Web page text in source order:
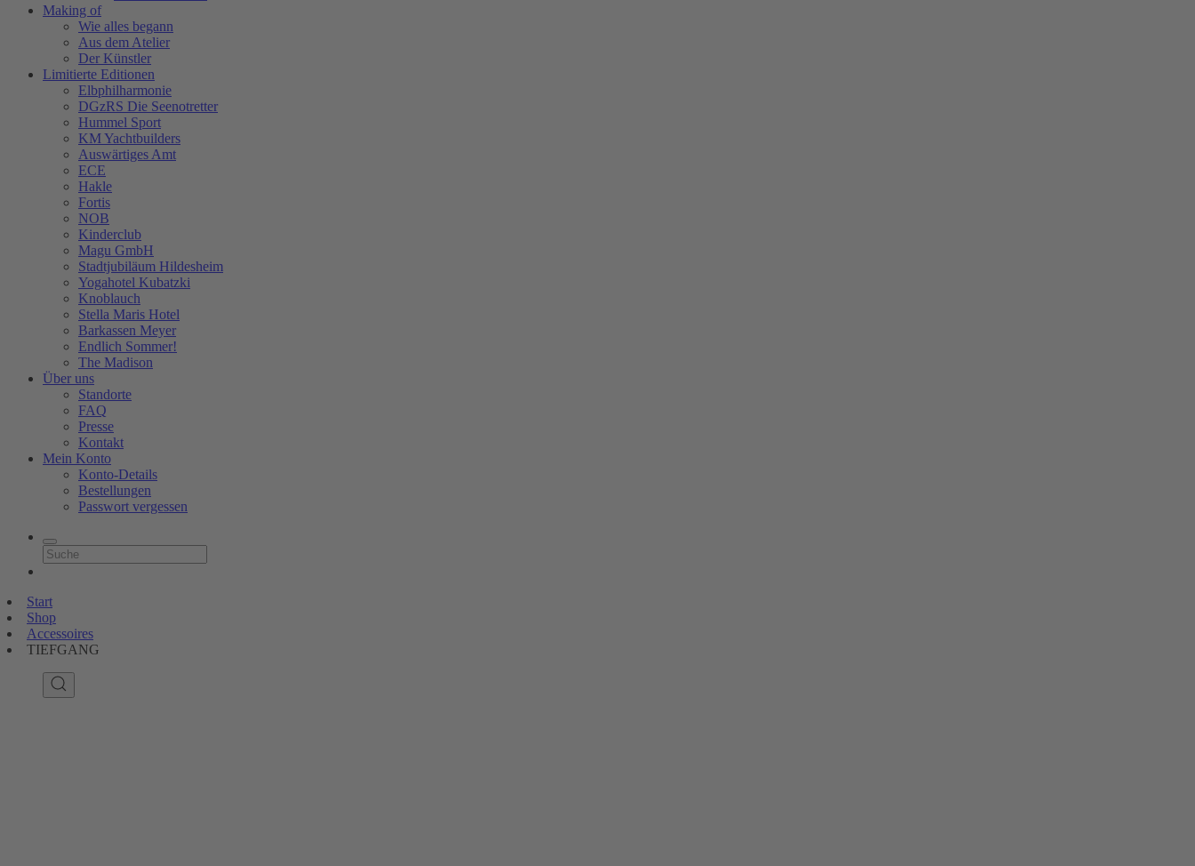
Making of
Wie alles begann
Aus dem Atelier
Der Künstler
Limitierte Editionen
Elbphilharmonie
DGzRS Die Seenotretter
Hummel Sport
KM Yachtbuilders
Auswärtiges Amt
ECE
Hakle
Fortis
NOB
Kinderclub
Magu GmbH
Stadtjubiläum Hildesheim
Yogahotel Kubatzki
Knoblauch
Stella Maris Hotel
Barkassen Meyer
Endlich Sommer!
The Madison
Über uns
Standorte
FAQ
Presse
Kontakt
Mein Konto
Konto-Details
Bestellungen
Passwort vergessen
Start
Shop
Accessoires
TIEFGANG